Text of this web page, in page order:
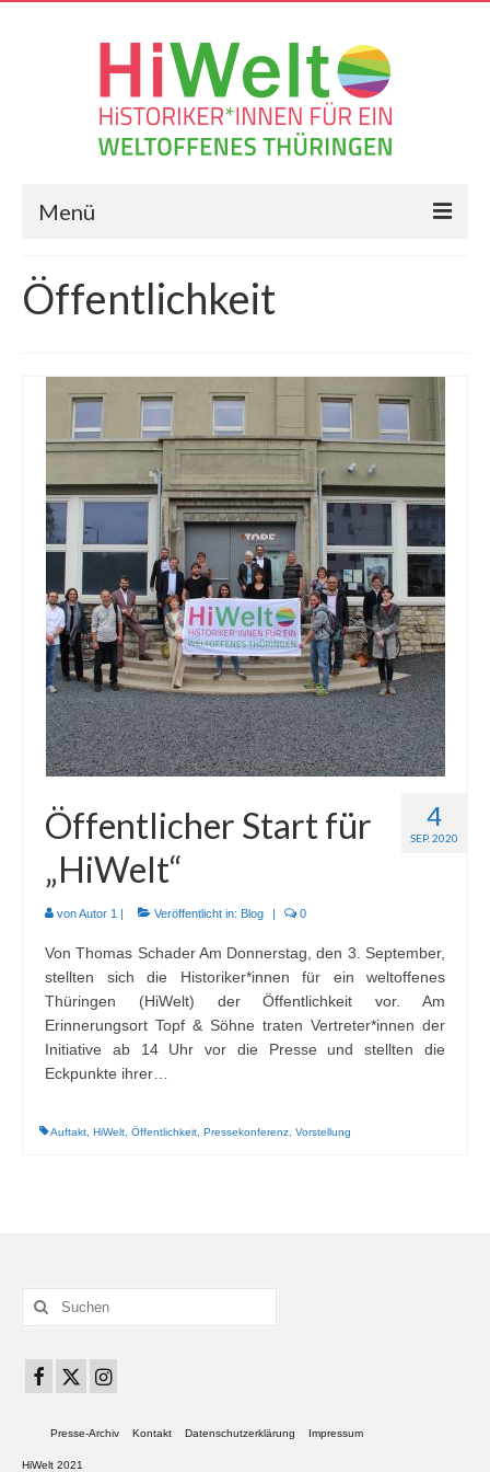
Menü
Frag Historiker*innen
Veranstaltungen
Vernetzungen
Mitmachen
Kontakt
Öffentlichkeit
4
SEP. 2020
Öffentlicher Start für
„HiWelt“
vonAutor 1 | Veröffentlicht in: Blog | 0
Von Thomas Schader Am Donnerstag, den 3. September,
stellten sich die Historiker*innen für ein weltoffenes
Thüringen (HiWelt) der Öffentlichkeit vor. Am
Erinnerungsort Topf & Söhne traten Vertreter*innen der
Initiative ab 14 Uhr vor die Presse und stellten die
Eckpunkte ihrer…
Auftakt HiWelt Öffentlichkeit Pressekonferenz Vorstellung
Suchen
nach:
Presse-Archiv Kontakt Datenschutzerklärung Impressum
HiWelt 2021